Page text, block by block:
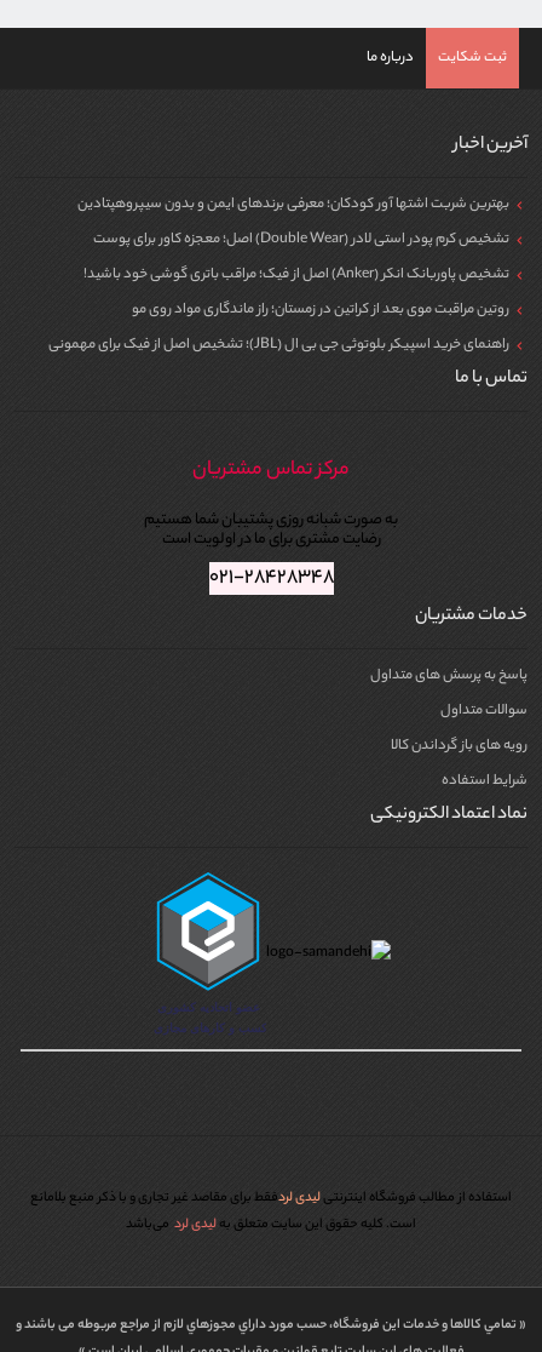
ثبت شکایت درباره ما
آخرین اخبار
بهترین شربت اشتها آور کودکان؛ معرفی برندهای ایمن و بدون سیپروهپتادین
تشخیص کرم پودر استی لادر (Double Wear) اصل؛ معجزه کاور برای پوست
تشخیص پاوربانک انکر (Anker) اصل از فیک؛ مراقب باتری گوشی خود باشید!
روتین مراقبت موی بعد از کراتین در زمستان؛ راز ماندگاری مواد روی مو
راهنمای خرید اسپیکر بلوتوثی جی بی ال (JBL)؛ تشخیص اصل از فیک برای مهمونی
تماس با ما
مرکز تماس مشتریان
به صورت شبانه روزی پشتیبان شما هستیم
رضایت مشتری برای ما در اولویت است
۰۲۱-۲۸۴۲۸۳۴۸
خدمات مشتریان
پاسخ به پرسش های متداول
سوالات متداول
رویه های باز گرداندن کالا
شرایط استفاده
نماد اعتماد الکترونیکی
استفاده از مطالب فروشگاه اینترنتیلیدی لردفقط برای مقاصد غیر تجاری و با ذکر منبع بلامانع
است. کليه حقوق اين سايت متعلق بهلیدی لرد می‌باشد
« تمامي كالاها و خدمات اين فروشگاه، حسب مورد داراي مجوزهاي لازم از مراجع مربوطه می باشند و